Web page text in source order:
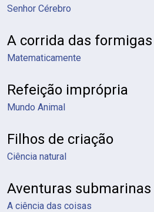
Senhor Cérebro
A corrida das formigas
Matematicamente
Refeição imprópria
Mundo Animal
Filhos de criação
Ciência natural
Aventuras submarinas
A ciência das coisas